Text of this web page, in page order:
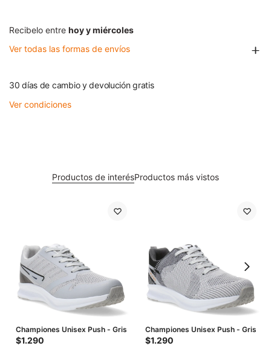
Recibelo entre hoy y miércoles
Ver todas las formas de envíos
30 días de cambio y devolución gratis
Ver condiciones
Productos de interésProductos más vistos
Championes Unisex Push - Gris
$1.290
Championes Unisex Push - Gris
$1.290